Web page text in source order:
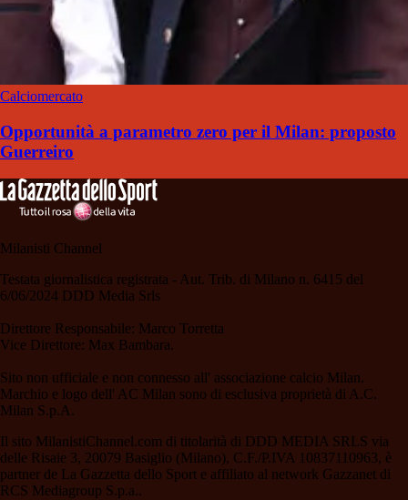
Calciomercato
Opportunità a parametro zero per il Milan: proposto
Guerreiro
Milanisti Channel
Testata giornalistica registrata - Aut. Trib. di Milano n. 6415 del
6/06/2024 DDD Media Srls
Direttore Responsabile: Marco Torretta
Vice Direttore: Max Bambara.
Sito non ufficiale e non connesso all' associazione calcio Milan.
Marchio e logo dell' AC Milan sono di esclusiva proprietà di A.C.
Milan S.p.A.
Il sito MilanistiChannel.com di titolarità di DDD MEDIA SRLS via
delle Risaie 3, 20079 Basiglio (Milano), C.F./P.IVA 10837110963, è
partner de La Gazzetta dello Sport e affiliato al network Gazzanet di
RCS Mediagroup S.p.a..